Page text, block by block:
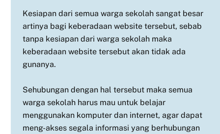
Kesiapan dari semua warga sekolah sangat besar
artinya bagi keberadaan website tersebut, sebab
tanpa kesiapan dari warga sekolah maka
keberadaan website tersebut akan tidak ada
gunanya.
Sehubungan dengan hal tersebut maka semua
warga sekolah harus mau untuk belajar
menggunakan komputer dan internet, agar dapat
meng-akses segala informasi yang berhubungan